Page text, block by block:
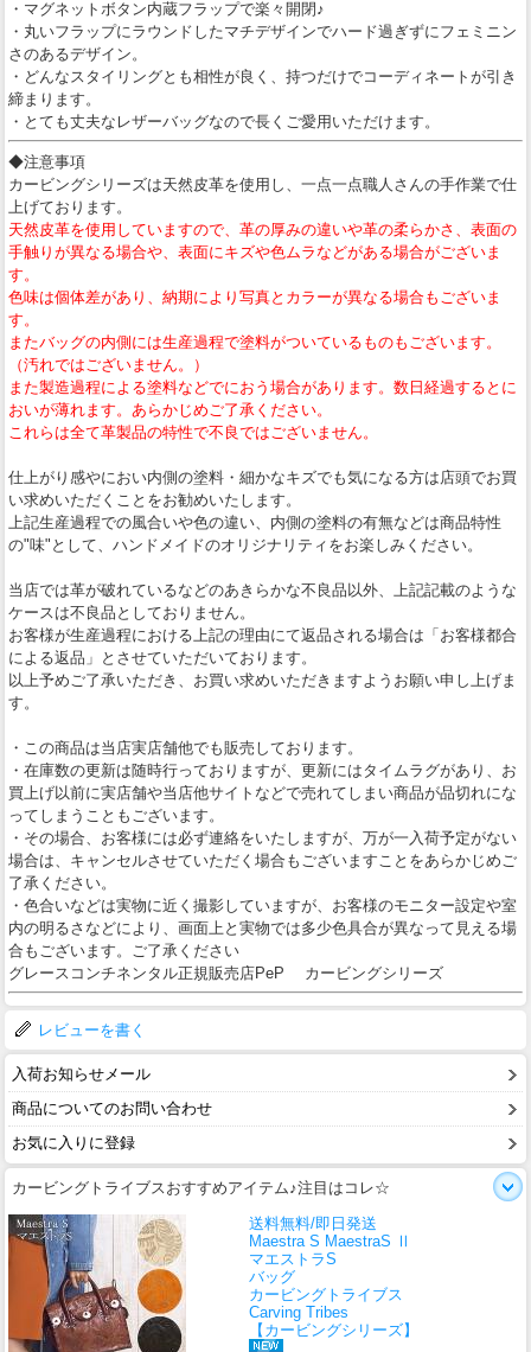
・マグネットボタン内蔵フラップで楽々開閉♪
・丸いフラップにラウンドしたマチデザインでハード過ぎずにフェミニン
さのあるデザイン。
・どんなスタイリングとも相性が良く、持つだけでコーディネートが引き
締まります。
・とても丈夫なレザーバッグなので長くご愛用いただけます。
◆注意事項
カービングシリーズは天然皮革を使用し、一点一点職人さんの手作業で仕
上げております。
天然皮革を使用していますので、革の厚みの違いや革の柔らかさ、表面の
手触りが異なる場合や、表面にキズや色ムラなどがある場合がございま
す。
色味は個体差があり、納期により写真とカラーが異なる場合もございま
す。
またバッグの内側には生産過程で塗料がついているものもございます。
（汚れではございません。）
また製造過程による塗料などでにおう場合があります。数日経過するとに
おいが薄れます。あらかじめご了承ください。
これらは全て革製品の特性で不良ではございません。
仕上がり感やにおい内側の塗料・細かなキズでも気になる方は店頭でお買
い求めいただくことをお勧めいたします。
上記生産過程での風合いや色の違い、内側の塗料の有無などは商品特性
の"味"として、ハンドメイドのオリジナリティをお楽しみください。
当店では革が破れているなどのあきらかな不良品以外、上記記載のような
ケースは不良品としておりません。
お客様が生産過程における上記の理由にて返品される場合は「お客様都合
による返品」とさせていただいております。
以上予めご了承いただき、お買い求めいただきますようお願い申し上げま
す。
・この商品は当店実店舗他でも販売しております。
・在庫数の更新は随時行っておりますが、更新にはタイムラグがあり、お
買上げ以前に実店舗や当店他サイトなどで売れてしまい商品が品切れにな
ってしまうこともございます。
・その場合、お客様には必ず連絡をいたしますが、万が一入荷予定がない
場合は、キャンセルさせていただく場合もございますことをあらかじめご
了承ください。
・色合いなどは実物に近く撮影していますが、お客様のモニター設定や室
内の明るさなどにより、画面上と実物では多少色具合が異なって見える場
合もございます。ご了承ください
グレースコンチネンタル正規販売店PeP カービングシリーズ
レビューを書く
入荷お知らせメール
商品についてのお問い合わせ
お気に入りに登録
カービングトライブスおすすめアイテム♪注目はコレ☆
送料無料/即日発送
Maestra S MaestraS Ⅱ
マエストラS
バッグ
カービングトライブス
Carving Tribes
【カービングシリーズ】